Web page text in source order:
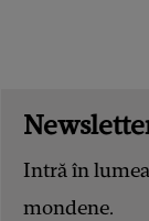
Intră în lumea
mondene.